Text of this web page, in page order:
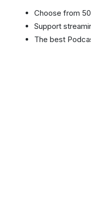
Choose from
Support
The best